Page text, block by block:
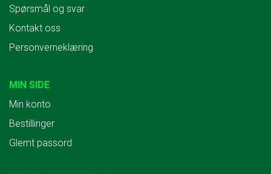
Spørsmål og svar
Kontakt oss
Personverneklæring
MIN SIDE
Min konto
Bestillinger
Glemt passord